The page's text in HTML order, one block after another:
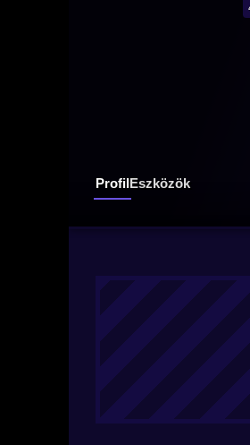
ProfilEszközök